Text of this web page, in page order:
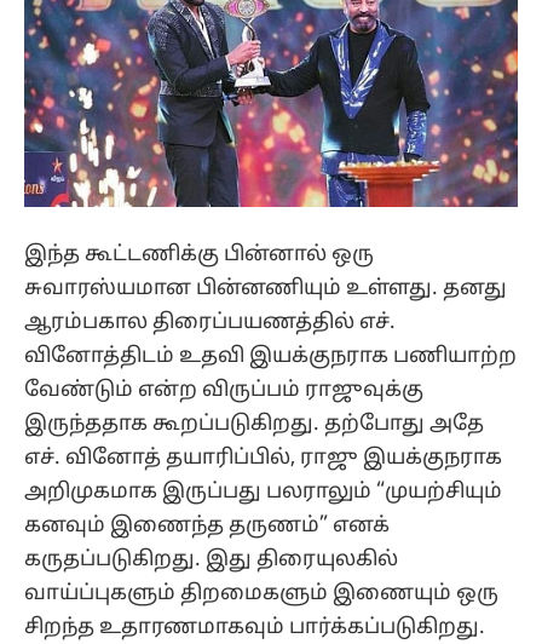
இந்த கூட்டணிக்கு பின்னால் ஒரு
சுவாரஸ்யமான பின்னணியும் உள்ளது. தனது
ஆரம்பகால திரைப்பயணத்தில் எச்.
வினோத்திடம் உதவி இயக்குநராக பணியாற்ற
வேண்டும் என்ற விருப்பம் ராஜுவுக்கு
இருந்ததாக கூறப்படுகிறது. தற்போது அதே
எச். வினோத் தயாரிப்பில், ராஜு இயக்குநராக
அறிமுகமாக இருப்பது பலராலும் “முயற்சியும்
கனவும் இணைந்த தருணம்” எனக்
கருதப்படுகிறது. இது திரையுலகில்
வாய்ப்புகளும் திறமைகளும் இணையும் ஒரு
சிறந்த உதாரணமாகவும் பார்க்கப்படுகிறது.